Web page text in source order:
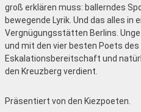
groß erklären muss: ballerndes
bewegende Lyrik. Und das alles in
Vergnügungsstätten Berlins.
und mit den vier besten Poets des
Eskalationsbereitschaft und
den Kreuzberg verdient.
Präsentiert von den Kiezpoeten.